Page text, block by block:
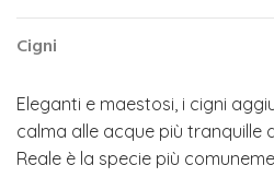
Cigni
Eleganti e maestosi, i cigni
calma alle acque più tranquille
Reale è la specie più